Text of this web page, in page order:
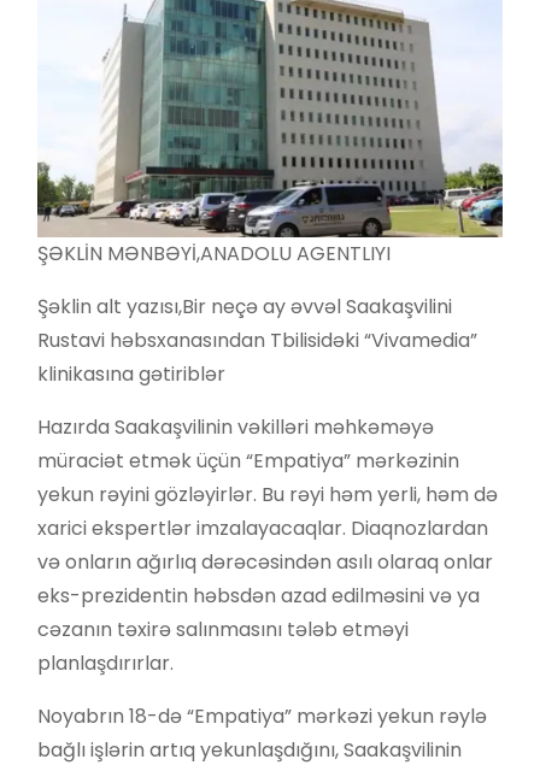
ŞƏKLİN MƏNBƏYİ,ANADOLU AGENTLIYI
Şəklin alt yazısı,Bir neçə ay əvvəl Saakaşvilini
Rustavi həbsxanasından Tbilisidəki “Vivamedia”
klinikasına gətiriblər
Hazırda Saakaşvilinin vəkilləri məhkəməyə
müraciət etmək üçün “Empatiya” mərkəzinin
yekun rəyini gözləyirlər. Bu rəyi həm yerli, həm də
xarici ekspertlər imzalayacaqlar. Diaqnozlardan
və onların ağırlıq dərəcəsindən asılı olaraq onlar
eks-prezidentin həbsdən azad edilməsini və ya
cəzanın təxirə salınmasını tələb etməyi
planlaşdırırlar.
Noyabrın 18-də “Empatiya” mərkəzi yekun rəylə
bağlı işlərin artıq yekunlaşdığını, Saakaşvilinin